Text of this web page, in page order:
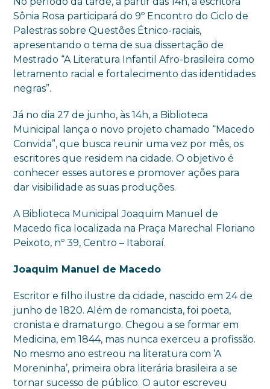
Sônia Rosa participará do 9º Encontro do Ciclo de
Palestras sobre Questões Étnico-raciais,
apresentando o tema de sua dissertação de
Mestrado “A Literatura Infantil Afro-brasileira como
letramento racial e fortalecimento das identidades
negras”.
Já no dia 27 de junho, às 14h, a Biblioteca
Municipal lança o novo projeto chamado “Macedo
Convida”, que busca reunir uma vez por mês, os
escritores que residem na cidade. O objetivo é
conhecer esses autores e promover ações para
dar visibilidade as suas produções.
A Biblioteca Municipal Joaquim Manuel de
Macedo fica localizada na Praça Marechal Floriano
Peixoto, nº 39, Centro – Itaboraí.
Joaquim Manuel de Macedo
Escritor e filho ilustre da cidade, nascido em 24 de
junho de 1820. Além de romancista, foi poeta,
cronista e dramaturgo. Chegou a se formar em
Medicina, em 1844, mas nunca exerceu a profissão.
No mesmo ano estreou na literatura com ‘A
Moreninha’, primeira obra literária brasileira a se
tornar sucesso de público. O autor escreveu